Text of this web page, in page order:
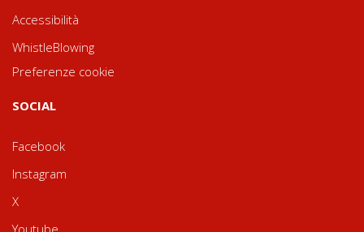
Accessibilità
WhistleBlowing
Preferenze cookie
SOCIAL
Facebook
Instagram
X
Youtube